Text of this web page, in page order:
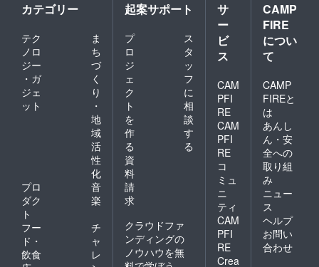
カテゴリー
テク
ノロ
ジー
・ガ
ジェ
ット
ま
ち
づ
く
り
・
地
域
活
性
化
プロ
ダク
ト
音
楽
フー
ド・
飲食
チ
ャ
レ
起案サポート
プ
ロ
ジ
ェ
ク
ト
を
作
る
ス
タ
ッ
フ
に
相
談
す
る
資
料
請
求
クラウドファ
ンディングの
ノウハウを無
サ
ー
ビ
ス
CAM
PFI
RE
CAM
PFI
RE
コ
ミュ
ニ
ティ
CAM
PFI
RE
Crea
CAMP
FIRE
につい
て
CAMP
FIREと
は
あんし
ん・安
全への
取り組
み
ニュー
ス
ヘルプ
お問い
合わせ